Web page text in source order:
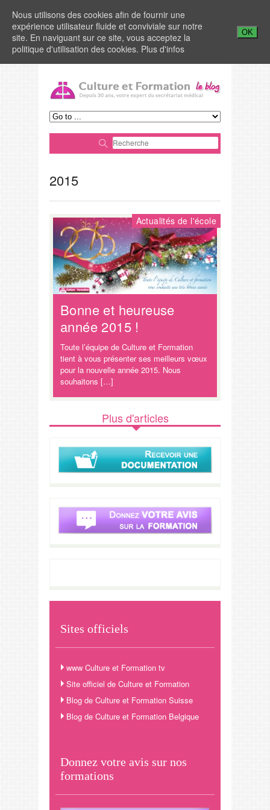
2015
Actualités de l'école
Bonne et heureuse
année 2015 !
Toute l’équipe de Culture et Formation
tient à vous présenter ses meilleurs vœux
pour la nouvelle année 2015. Nous
souhaitons […]
Plus d'articles
Sites officiels
www Culture et Formation tv
Site officiel de Culture et Formation
Blog de Culture et Formation Suisse
Blog de Culture et Formation Belgique
Donnez votre avis sur nos
formations
Nous utilisons des cookies afin de fournir une
expérience utilisateur fluide et conviviale sur notre
site. En naviguant sur ce site, vous acceptez la
politique d'utilisation des cookies. Plus d'infos
OK